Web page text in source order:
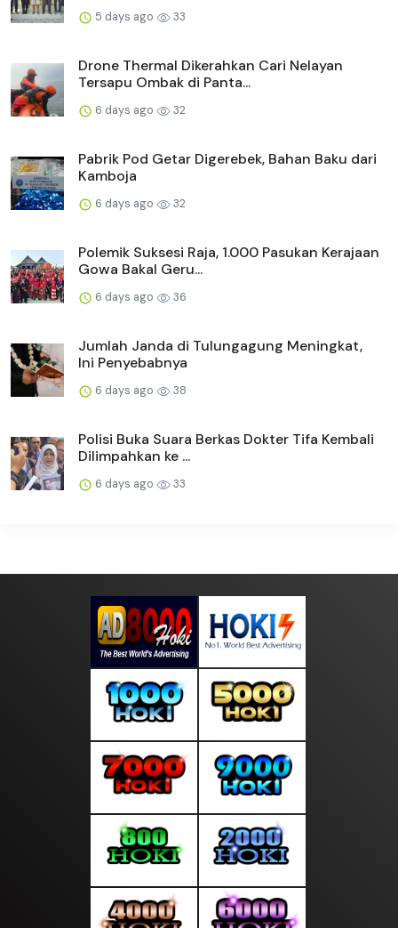
5 days ago 33
Drone Thermal Dikerahkan Cari Nelayan
Tersapu Ombak di Panta...
6 days ago 32
Pabrik Pod Getar Digerebek, Bahan Baku dari
Kamboja
6 days ago 32
Polemik Suksesi Raja, 1.000 Pasukan Kerajaan
Gowa Bakal Geru...
6 days ago 36
Jumlah Janda di Tulungagung Meningkat,
Ini Penyebabnya
6 days ago 38
Polisi Buka Suara Berkas Dokter Tifa Kembali
Dilimpahkan ke ...
6 days ago 33